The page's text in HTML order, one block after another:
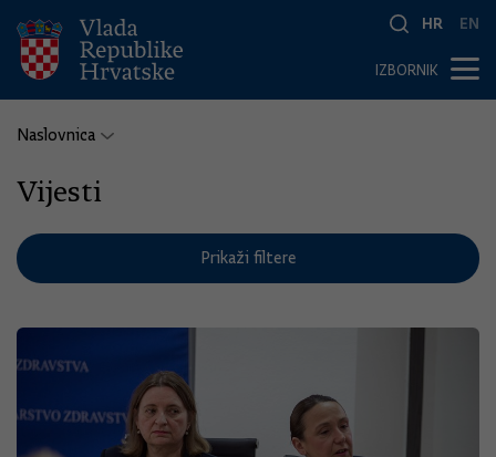
HR EN
IZBORNIK
Naslovnica
Vijesti
Prikaži filtere